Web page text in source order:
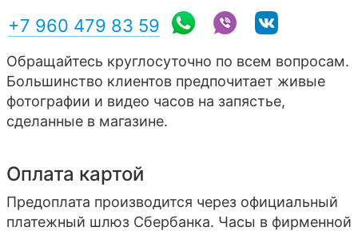
+7 960 479 83 59
Обращайтесь круглосуточно по всем вопросам.
Большинство клиентов предпочитает живые
фотографии и видео часов на запястье,
сделанные в магазине.
Оплата картой
Предоплата производится через официальный
платежный шлюз Сбербанка. Часы в фирменной